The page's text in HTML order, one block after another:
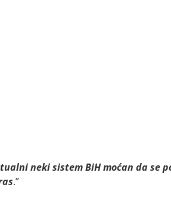
neki sistem BiH moćan da se
.”